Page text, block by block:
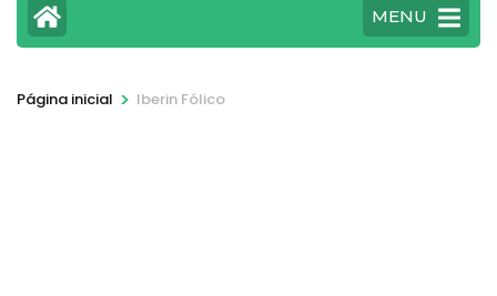
MENU
Página inicial > Iberin Fólico